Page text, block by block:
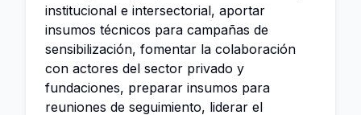
institucional e intersectorial, aportar
insumos técnicos para campañas de
sensibilización, fomentar la colaboración
con actores del sector privado y
fundaciones, preparar insumos para
reuniones de seguimiento, liderar el